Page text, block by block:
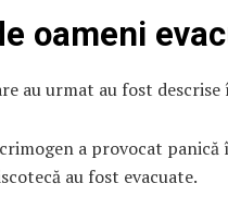
oameni
au urmat au fost
a provocat
au fost evacuate.